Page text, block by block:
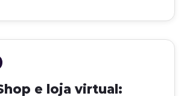
e loja virtual: